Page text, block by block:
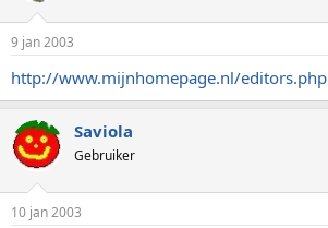
9 jan 2003
http://www.mijnhomepage.nl/editors.php
Saviola
Gebruiker
10 jan 2003